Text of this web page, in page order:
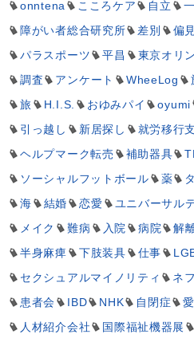
onntena
こころケア 自立
障がい者総合研究所
差別 偏見
パラスポーツ
平昌 東京オリ
調査
アンケート WheeLog
旅
H.I.S. おゆみパイ oyumi
引っ越し
新居探し 就労移行
ヘルプマーク転売
補助器具
ソーシャルフットボール
薬
海
結婚 恋愛 ユニバーサル
メイク
難病 入院 病院 解
半身麻痺
下肢装具 仕事
セクシュアルマイノリティ
ネ
患者会
IBD NHK 自閉症
人材紹介会社
国際福祉機器展